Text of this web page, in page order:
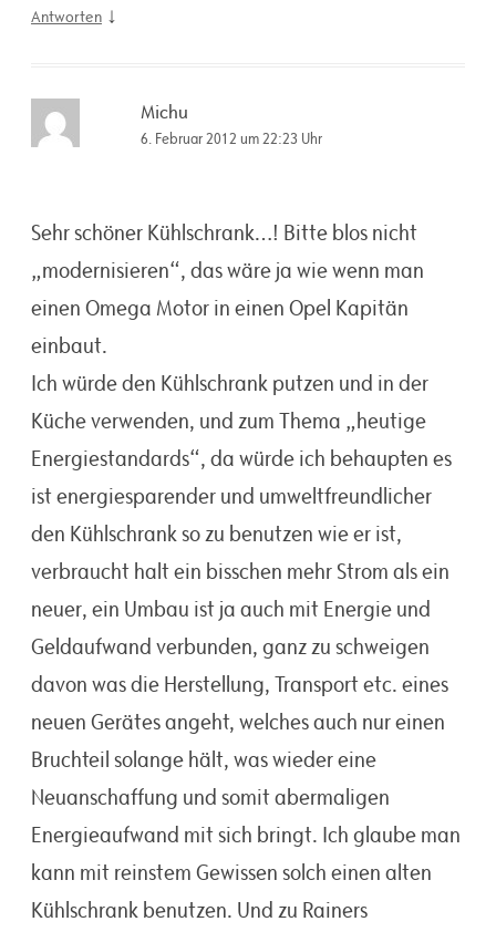
Antworten ↓
Michu
6. Februar 2012 um 22:23 Uhr
Sehr schöner Kühlschrank…! Bitte blos nicht
„modernisieren“, das wäre ja wie wenn man
einen Omega Motor in einen Opel Kapitän
einbaut.
Ich würde den Kühlschrank putzen und in der
Küche verwenden, und zum Thema „heutige
Energiestandards“, da würde ich behaupten es
ist energiesparender und umweltfreundlicher
den Kühlschrank so zu benutzen wie er ist,
verbraucht halt ein bisschen mehr Strom als ein
neuer, ein Umbau ist ja auch mit Energie und
Geldaufwand verbunden, ganz zu schweigen
davon was die Herstellung, Transport etc. eines
neuen Gerätes angeht, welches auch nur einen
Bruchteil solange hält, was wieder eine
Neuanschaffung und somit abermaligen
Energieaufwand mit sich bringt. Ich glaube man
kann mit reinstem Gewissen solch einen alten
Kühlschrank benutzen. Und zu Rainers